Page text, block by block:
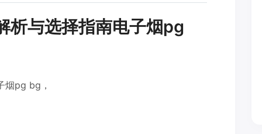
析与选择指南电子烟pg
烟pg bg，